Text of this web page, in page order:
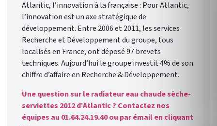
Atlantic, l’innovation à la française : Pour Atlantic,
l’innovation est un axe stratégique de
développement. Entre 2006 et 2011, les services
Recherche et Développement du groupe, tous
localisés en France, ont déposé 97 brevets
techniques. Aujourd’hui le groupe investit 4% de son
chiffre d’affaire en Recherche & Développement.
Une question sur le radiateur eau chaude sèche-
serviettes 2012 d'Atlantic ? Contactez nos
équipes au 01.64.24.19.40 ou par émail en cliquant